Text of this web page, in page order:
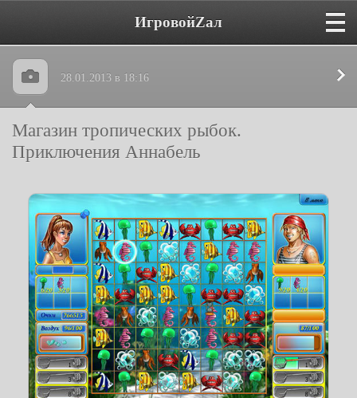
ИгровойZал
28.01.2013 в 18:16
Магазин тропических рыбок.
Приключения Аннабель